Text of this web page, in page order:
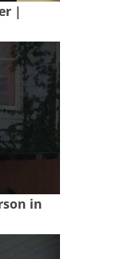
|
in